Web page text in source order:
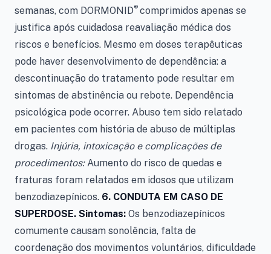
semanas, com DORMONID® comprimidos apenas se
justifica após cuidadosa reavaliação médica dos
riscos e benefícios. Mesmo em doses terapêuticas
pode haver desenvolvimento de dependência: a
descontinuação do tratamento pode resultar em
sintomas de abstinência ou rebote. Dependência
psicológica pode ocorrer. Abuso tem sido relatado
em pacientes com história de abuso de múltiplas
drogas. Injúria, intoxicação e complicações de
procedimentos:Aumento do risco de quedas e
fraturas foram relatados em idosos que utilizam
benzodiazepínicos. 6. CONDUTA EM CASO DE
SUPERDOSE. Sintomas: Os benzodiazepínicos
comumente causam sonolência, falta de
coordenação dos movimentos voluntários, dificuldade